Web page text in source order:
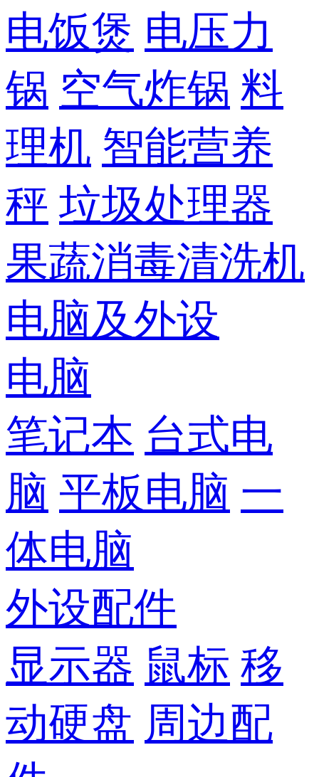
电饭煲 电压力
锅 空气炸锅 料
理机 智能营养
秤 垃圾处理器
果蔬消毒清洗机
电脑及外设
电脑
笔记本 台式电
脑 平板电脑 一
体电脑
外设配件
显示器 鼠标 移
动硬盘 周边配